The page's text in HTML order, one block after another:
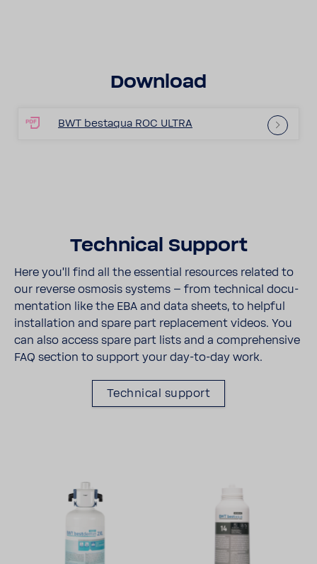
Down­load
BWT bestaqua ROC ULTRA
Tech­nical Support
Here you'll find all the essen­tial resources related to
our reverse osmosis systems – from tech­nical docu­
men­ta­tion like the EBA and data sheets, to helpful
instal­la­tion and spare part replace­ment videos. You
can also access spare part lists and a comp­re­hen­sive
FAQ section to support your day-​to-day work.
Tech­nical support